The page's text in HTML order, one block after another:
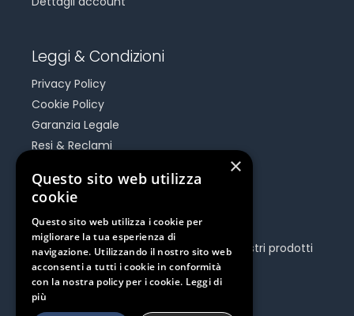
Leggi & Condizioni
Privacy Policy
Cookie Policy
Garanzia Legale
Resi & Reclami
Be Social
Seguici e rimani aggiornato su tutti i nostri prodotti
e iniziative.
×
Questo sito web utilizza
cookie
Questo sito web utilizza i cookie per
migliorare la tua esperienza di
navigazione. Utilizzando il nostro sito web
acconsenti a tutti i cookie in conformità
con la nostra policy per i cookie. Leggi di
più